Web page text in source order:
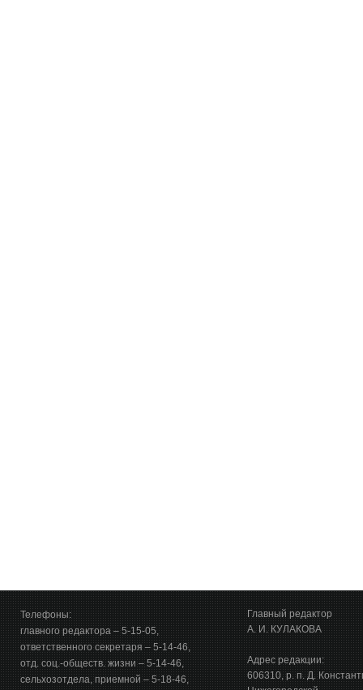
Телефоны:
главного редактора – 5-15-05,
ответственного секретаря – 5-14-46,
отд. соц.-обществ. жизни – 5-14-46,
сельхозотдела, приемной – 5-18-46,
Главный редактор
А. И. КУЛАКОВА
Адрес редакции:
606310, р. п. Д.